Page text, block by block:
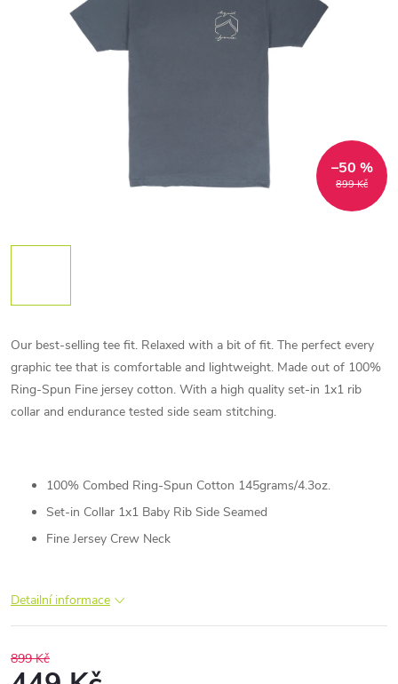
899 Kč
–50 %
Our best-selling tee fit. Relaxed with a bit of fit. The perfect every
graphic tee that is comfortable and lightweight. Made out of 100%
Ring-Spun Fine jersey cotton. With a high quality set-in 1x1 rib
collar and endurance tested side seam stitching.
100% Combed Ring-Spun Cotton 145grams/4.3oz.
Set-in Collar 1x1 Baby Rib Side Seamed
Fine Jersey Crew Neck
Detailní informace
899 Kč